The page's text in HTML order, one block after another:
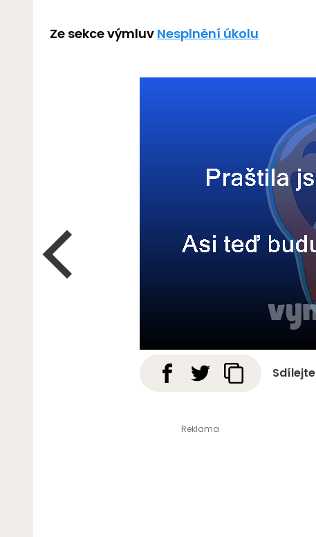
Ze sekce výmluv Nesplnění úkolu
Sdílejte